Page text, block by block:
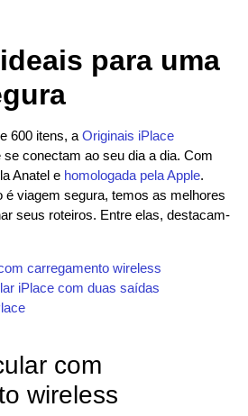
para uma
600 itens, a Originais iPlace
conectam ao seu dia a dia. Com
Anatel e homologada pela Apple.
é viagem segura, temos as melhores
seus roteiros. Entre elas, destacam-
carregamento wireless
iPlace com duas saídas
com
wireless